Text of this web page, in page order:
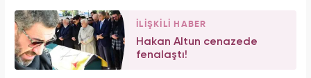
İLİŞKİLİ HABER
Hakan Altun cenazede
fenalaştı!